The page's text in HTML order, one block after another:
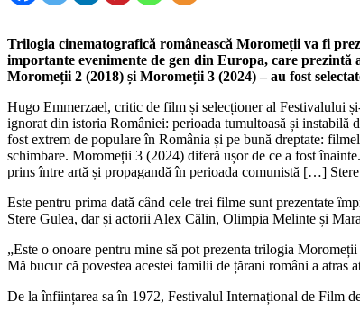
Trilogia cinematografică românească Moromeții va fi
importante evenimente de gen din Europa, care
Moromeții 2 (2018) și Moromeții 3 (2024) – au fost
Hugo Emmerzael, critic de film și selecționer al Festivalului
ignorat din istoria României: perioada tumultoasă și
fost extrem de populare în România și pe bună dreptate:
schimbare. Moromeții 3 (2024) diferă ușor de ce a fost
prins între artă și propagandă în perioada comunistă […]
Este pentru prima dată când cele trei filme sunt prezentate
Stere Gulea, dar și actorii Alex Călin, Olimpia Melinte și
„Este o onoare pentru mine să pot prezenta trilogia
Mă bucur că povestea acestei familii de țărani români a atras
De la înființarea sa în 1972, Festivalul Internațional de Film